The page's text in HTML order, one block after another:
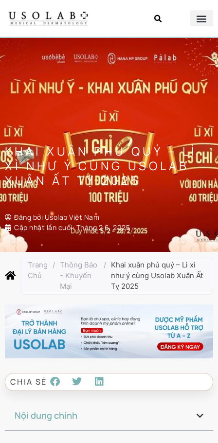
KHAI XUÂN PHÚ QUÝ – LÌ
XÌ NHƯ Ý CÙNG USOLAB
XUÂN ẤT TỴ 2025
Đăng bởi Usolab Việt Nam
Cập nhật lần cuối:Tháng 2 6, 2025
Trang
Chủ
/ Thông Báo
- Khuyến
Mại
/
Khai xuân phú quý – Lì xì
như ý cùng Usolab Xuân Ất
Tỵ 2025
CHIA SẺ
Nội dung chính